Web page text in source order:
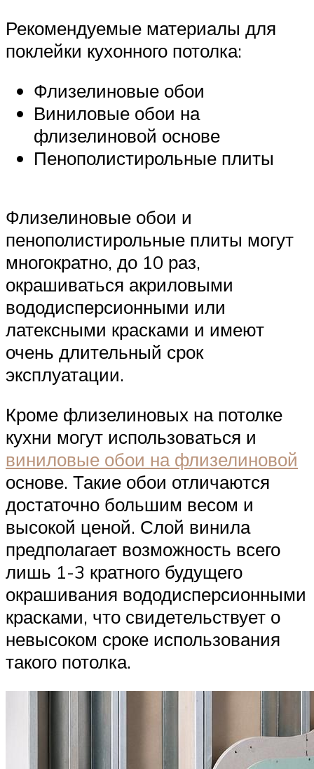
Рекомендуемые материалы для
поклейки кухонного потолка:
Флизелиновые обои
Виниловые обои на
флизелиновой основе
Пенополистирольные плиты
Флизелиновые обои и
пенополистирольные плиты могут
многократно, до 10 раз,
окрашиваться акриловыми
вододисперсионными или
латексными красками и имеют
очень длительный срок
эксплуатации.
Кроме флизелиновых на потолке
кухни могут использоваться и
виниловые обои на флизелиновой
основе. Такие обои отличаются
достаточно большим весом и
высокой ценой. Слой винила
предполагает возможность всего
лишь 1-3 кратного будущего
окрашивания вододисперсионными
красками, что свидетельствует о
невысоком сроке использования
такого потолка.